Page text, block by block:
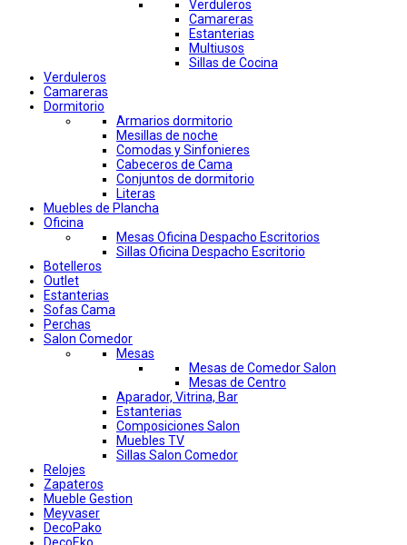
Verduleros
Camareras
Estanterias
Multiusos
Sillas de Cocina
Verduleros
Camareras
Dormitorio
Armarios dormitorio
Mesillas de noche
Comodas y Sinfonieres
Cabeceros de Cama
Conjuntos de dormitorio
Literas
Muebles de Plancha
Oficina
Mesas Oficina Despacho Escritorios
Sillas Oficina Despacho Escritorio
Botelleros
Outlet
Estanterias
Sofas Cama
Perchas
Salon Comedor
Mesas
Mesas de Comedor Salon
Mesas de Centro
Aparador, Vitrina, Bar
Estanterias
Composiciones Salon
Muebles TV
Sillas Salon Comedor
Relojes
Zapateros
Mueble Gestion
Meyvaser
DecoPako